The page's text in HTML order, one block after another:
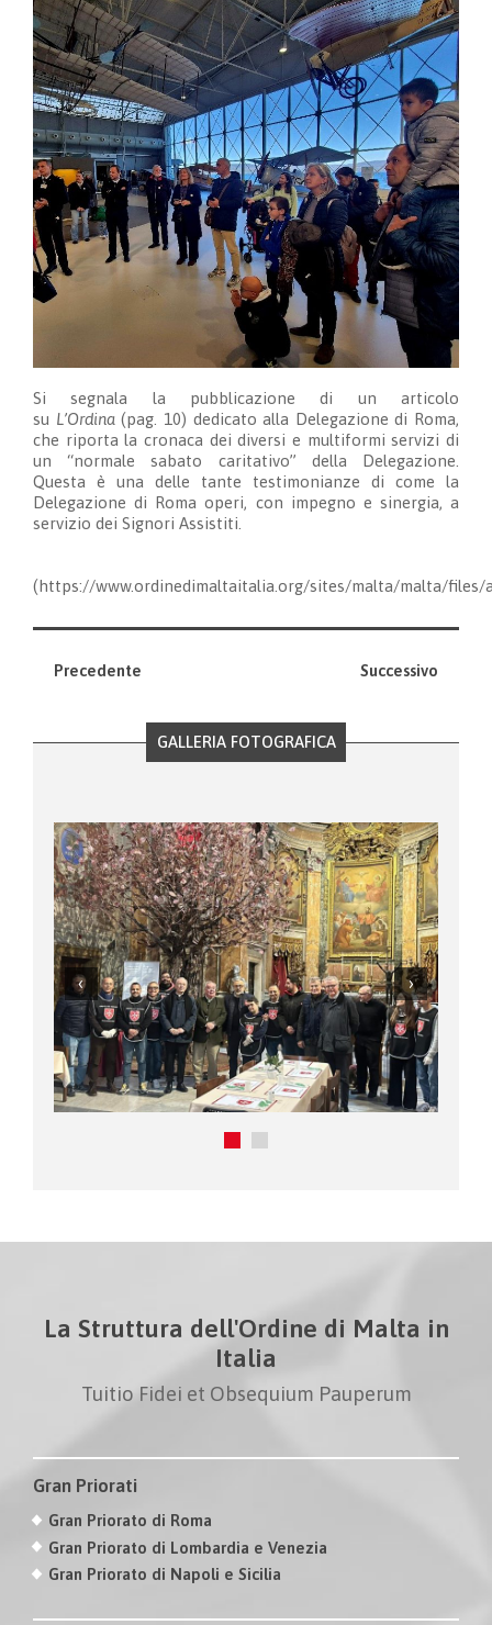
Si segnala la pubblicazione di un articolo
su L’Ordina(pag. 10) dedicato alla Delegazione di Roma,
che riporta la cronaca dei diversi e multiformi servizi di
un “normale sabato caritativo” della Delegazione.
Questa è una delle tante testimonianze di come la
Delegazione di Roma operi, con impegno e sinergia, a
servizio dei Signori Assistiti.
(https://www.ordinedimaltaitalia.org/sites/malta/malta/files/
Precedente Successivo
GALLERIA FOTOGRAFICA
La Struttura dell'Ordine di Malta in
Italia
Tuitio Fidei et Obsequium Pauperum
Gran Priorati
Gran Priorato di Roma
Gran Priorato di Lombardia e Venezia
Gran Priorato di Napoli e Sicilia